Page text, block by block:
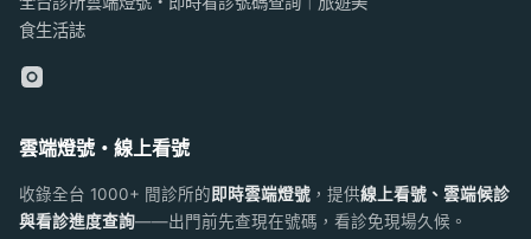
食生活誌
雲端燈號・線上看號
收錄全台 1000+ 間診所的 即時雲端燈號 ，提供線上看號、雲端候診
與看診進度查詢——出門前先查現在號碼，看診免現場久候。